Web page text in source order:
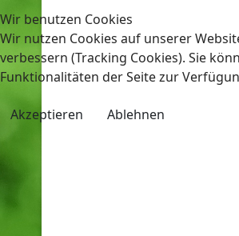
Wir benutzen Cookies
Wir nutzen Cookies auf unserer
verbessern (Tracking Cookies). Sie
Funktionalitäten der Seite zur
Akzeptieren
Ablehnen